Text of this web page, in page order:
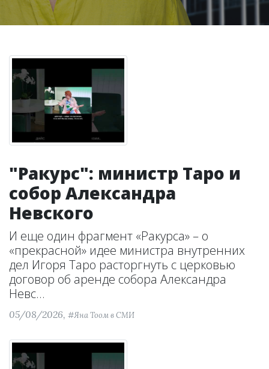
"Ракурс": министр Таро и
собор Александра
Невского
И еще один фрагмент «Ракурса» – о
«прекрасной» идее министра внутренних
дел Игоря Таро расторгнуть с церковью
договор об аренде собора Александра
Невс...
05/08/2026, #Яна Тоом в СМИ